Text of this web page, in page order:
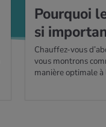
Pour­quoi
si
Chauffez-vous
vous montrons
manière optimale à